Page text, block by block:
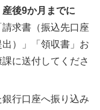
産後9か月までに
請求書（振込先口座
）」「領収書」お
に送付してくださ
行口座へ振り込み